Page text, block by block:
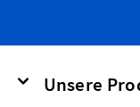
Unsere